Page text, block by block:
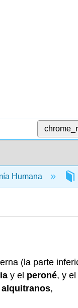
Humana
(la parte
y el peroné, y el
alquitranos,